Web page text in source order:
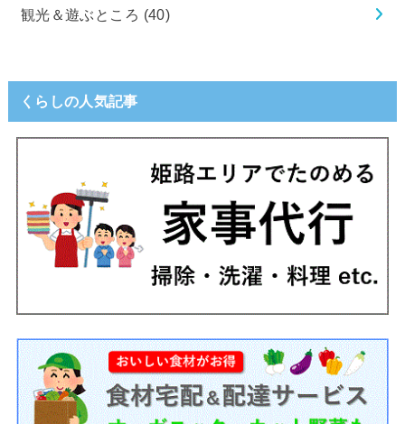
観光＆遊ぶところ (40)
くらしの人気記事